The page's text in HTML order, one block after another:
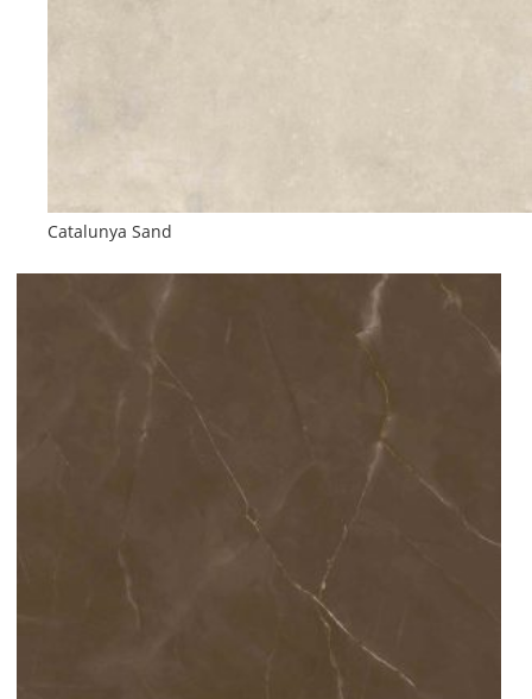
Catalunya Sand